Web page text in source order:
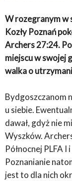
W rozegranym w
Kozły Poznań
Archers 27:24.
miejscu w swojej
walka o
Bydgoszczanom
u siebie.
dawał, gdyż nie
Wyszków.
Północnej PLFA
Poznanianie
jest to dla nich